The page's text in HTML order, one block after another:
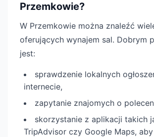
Przemkowie?
W Przemkowie można znaleźć
oferujących wynajem sal. Dobrym
jest:
sprawdzenie lokalnych
internecie,
zapytanie znajomych o
skorzystanie z aplikacji takich
TripAdvisor czy Google Maps,